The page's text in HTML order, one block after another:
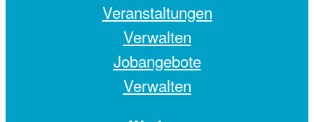
Veranstaltungen
Verwalten
Jobangebote
Verwalten